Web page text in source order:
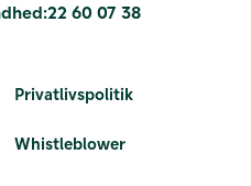
22 60 07 38
Privatlivspolitik
Whistleblower